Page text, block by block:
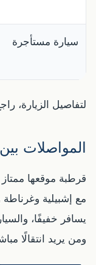
سيارة مستأجرة
لتفاصيل الزيارة،
المواصلات
قرطبة موقعها
مع إشبيلية
يسافر خفيفًا،
ومن يريد انتقالًا